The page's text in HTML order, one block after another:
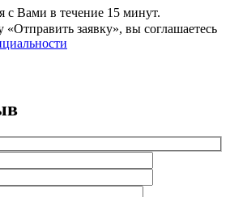
с Вами в течение 15 минут.
заявку», вы соглашаетесь